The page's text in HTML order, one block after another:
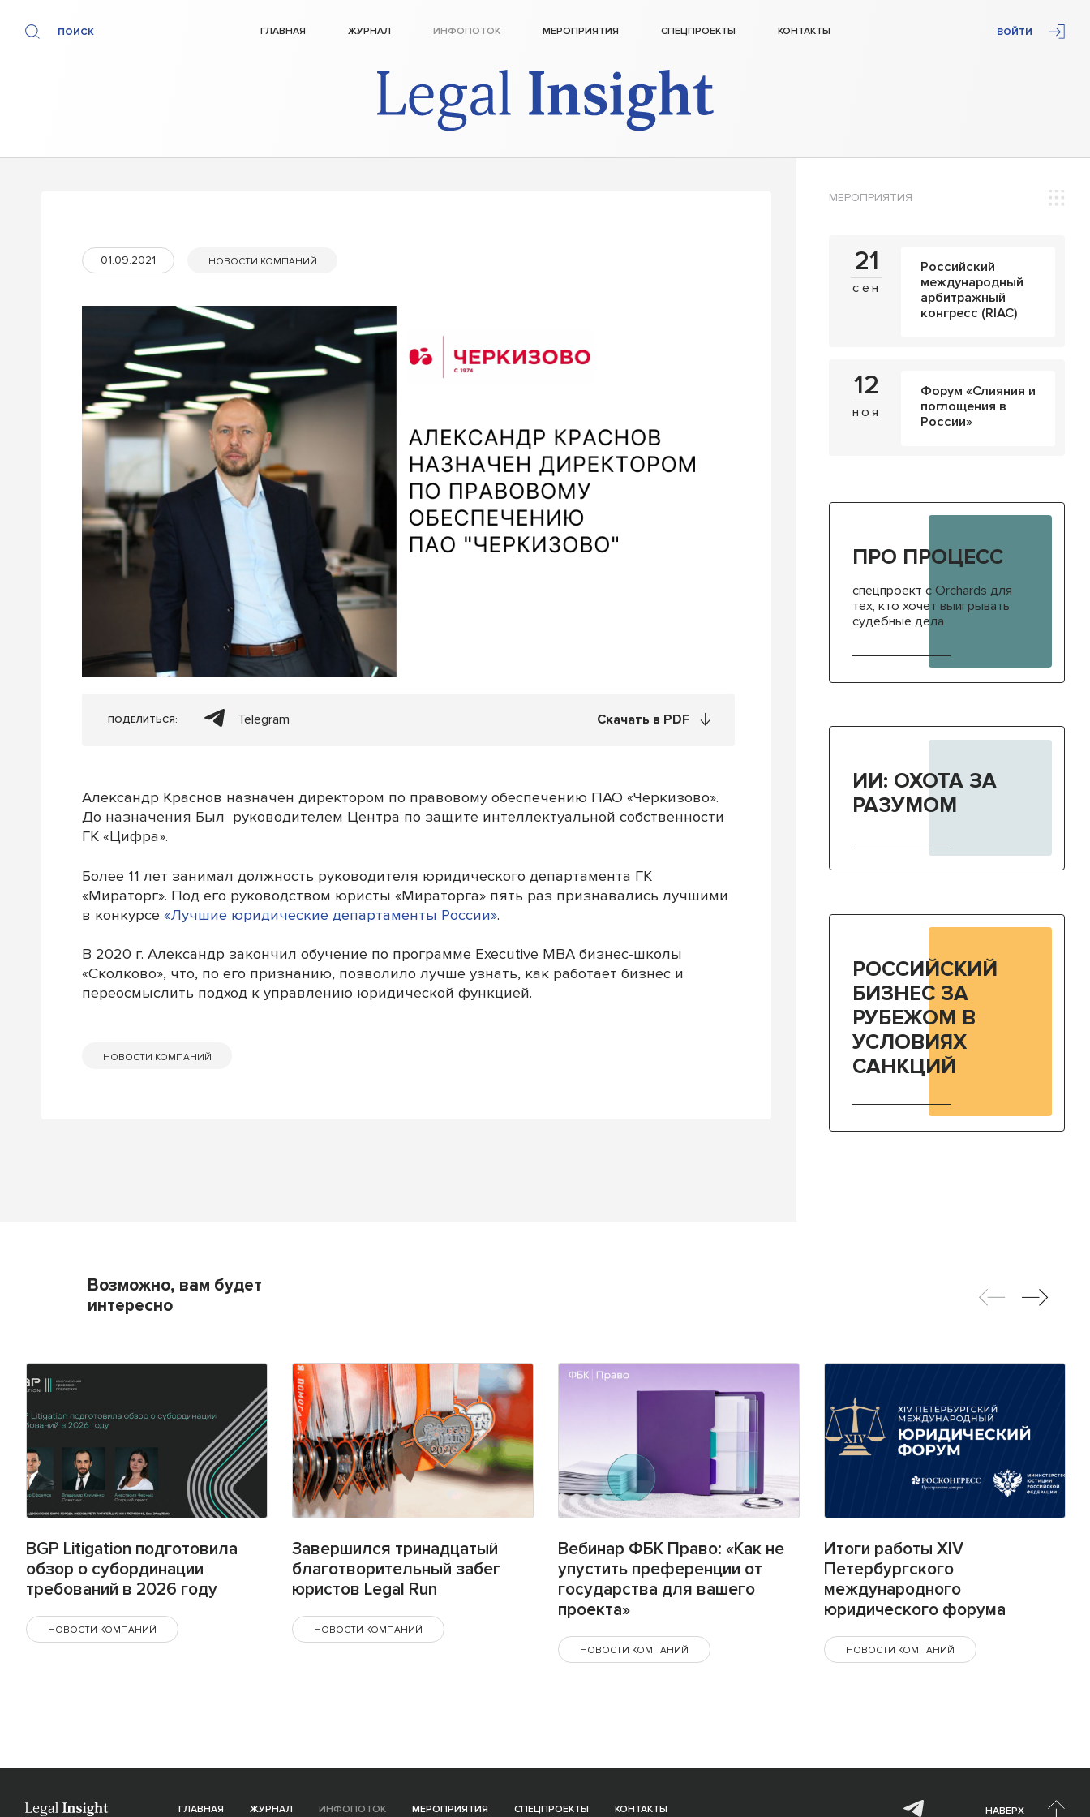
ПОИСК ГЛАВНАЯ ЖУРНАЛ ИНФОПОТОК МЕРОПРИЯТИЯ СПЕЦПРОЕКТЫ КОНТАКТЫ ВОЙТИ
01.09.2021 НОВОСТИ КОМПАНИЙ
ПОДЕЛИТЬСЯ: Telegram Скачать в PDF
Александр Краснов назначен директором по правовому обеспечению ПАО «Черкизово».
До назначения Был руководителем Центра по защите интеллектуальной собственности
ГК «Цифра».
Более 11 лет занимал должность руководителя юридического департамента ГК
«Мираторг». Под его руководством юристы «Мираторга» пять раз признавались лучшими
в конкурсе«Лучшие юридические департаменты России».
В 2020 г. Александр закончил обучение по программе Executive MBA бизнес-школы
«Сколково», что, по его признанию, позволило лучше узнать, как работает бизнес и
переосмыслить подход к управлению юридической функцией.
НОВОСТИ КОМПАНИЙ
МЕРОПРИЯТИЯ
21
сен
Российский
международный
арбитражный
конгресс (RIAC)
12
ноя
Форум «Слияния и
поглощения в
России»
ПРО ПРОЦЕСС
спецпроект с Orchards для
тех, кто хочет выигрывать
судебные дела
ИИ: ОХОТА ЗА
РАЗУМОМ
РОССИЙСКИЙ
БИЗНЕС ЗА
РУБЕЖОМ В
УСЛОВИЯХ
САНКЦИЙ
Возможно, вам будет
интересно
BGP Litigation подготовила
обзор о субординации
требований в 2026 году
НОВОСТИ КОМПАНИЙ
Завершился тринадцатый
благотворительный забег
юристов Legal Run
НОВОСТИ КОМПАНИЙ
Вебинар ФБК Право: «Как не
упустить преференции от
государства для вашего
проекта»
НОВОСТИ КОМПАНИЙ
Итоги работы XIV
Петербургского
международного
юридического форума
НОВОСТИ КОМПАНИЙ
ГЛАВНАЯ ЖУРНАЛ ИНФОПОТОК МЕРОПРИЯТИЯ СПЕЦПРОЕКТЫ КОНТАКТЫ НАВЕРХ